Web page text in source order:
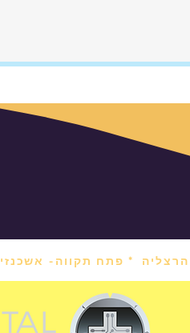
פתח תקווה- אשכנזי 1 פתח תקווה